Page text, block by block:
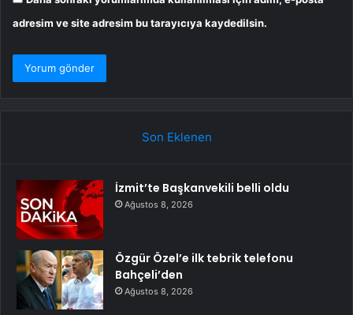
adresim ve site adresim bu tarayıcıya kaydedilsin.
Son Eklenen
İzmit’te Başkanvekili belli oldu
Ağustos 8, 2026
Özgür Özel’e ilk tebrik telefonu
Bahçeli’den
Ağustos 8, 2026